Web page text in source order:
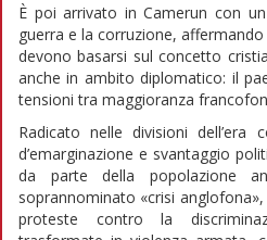
È poi arrivato in Camerun con
guerra e la corruzione,
devono basarsi sul concetto
anche in ambito diplomatico: il
tensioni tra maggioranza
Radicato nelle divisioni dell’era
d’emarginazione e svantaggio
da parte della popolazione
soprannominato «crisi
proteste contro la